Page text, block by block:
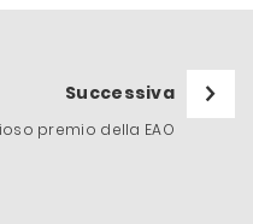
Successiva
premio della EAO